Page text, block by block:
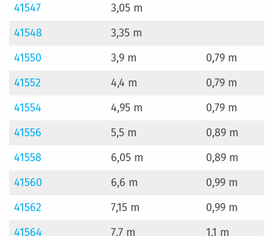
41547
3,05 m
41548
3,35 m
41550
3,9 m
0,79 m
41552
4,4 m
0,79 m
41554
4,95 m
0,79 m
41556
5,5 m
0,89 m
41558
6,05 m
0,89 m
41560
6,6 m
0,99 m
41562
7,15 m
0,99 m
41564
7,7 m 1,1 m